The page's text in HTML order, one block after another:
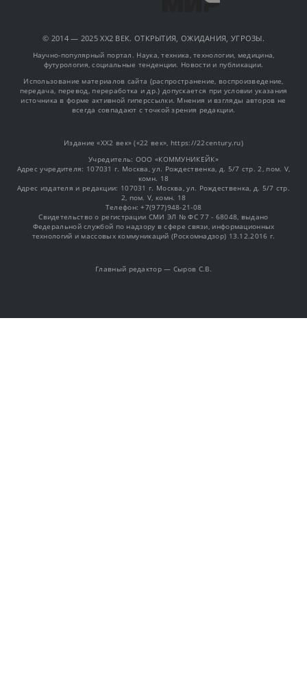
© 2014 — 2025 XX2 ВЕК. ОТКРЫТИЯ, ОЖИДАНИЯ, УГРОЗЫ.
Научно-популярный портал. Наука, техника, технологии, медицина,
футурология, социальные тенденции. Новости и публикации.
Использование материалов сайта (распространение, воспроизведение,
передача, перевод, переработка и др.) допускается при условии указания
источника в форме активной гиперссылки. Мнения и взгляды авторов не
всегда совпадают с точкой зрения редакции.
Издание «XX2 век» («22 век», https://22century.ru)
Учредитель: OOO «КОММУНИКЕЙК»
Адрес учредителя: 107031 г. Москва, ул. Рождественка, д. 5/7 стр. 2, пом. V,
комн. 18
Адрес издателя и редакции: 107031 г. Москва, ул. Рождественка, д. 5/7 стр.
2, пом. V, комн. 18
Телефон: +7(977)948-21-08
Свидетельство о регистрации СМИ ЭЛ № ФС 77 - 68048, выдано
Федеральной службой по надзору в сфере связи, информационных
технологий и массовых коммуникаций (Роскомнадзор) 13.12.2016 г.
Главный редактор — Сыров С.В.